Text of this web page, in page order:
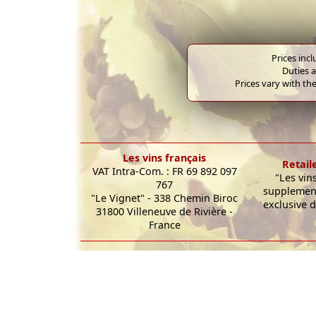
Prices
Duties
Prices vary with
Les vins français
VAT Intra-Com. : FR 69 892 097
767
"Le Vignet" - 338 Chemin Biroc
31800 Villeneuve de Rivière -
France
"Les
exclusive